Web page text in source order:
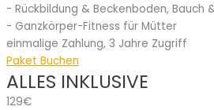
- Rückbildung & Beckenboden, Bauch
- Ganzkörper-Fitness für Mütter
einmalige Zahlung, 3 Jahre Zugriff
Paket Buchen
ALLES INKLUSIVE
129€